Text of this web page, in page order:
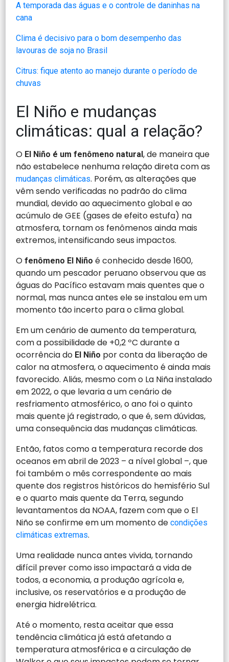
A temporada das águas e o controle de daninhas na
cana
Clima é decisivo para o bom desempenho das
lavouras de soja no Brasil
Citrus: fique atento ao manejo durante o período de
chuvas
El Niño e mudanças
climáticas: qual a relação?
O El Niño é um fenômeno natural, de maneira que
não estabelece nenhuma relação direta com as
mudanças climáticas. Porém, as alterações que
vêm sendo verificadas no padrão do clima
mundial, devido ao aquecimento global e ao
acúmulo de GEE (gases de efeito estufa) na
atmosfera, tornamos fenômenos ainda mais
extremos, intensificando seus impactos.
Ofenômeno El Niño é conhecido desde 1600,
quando um pescador peruano observou que as
águas do Pacífico estavam mais quentes que o
normal, mas nunca antes ele se instalou em um
momento tão incerto para o clima global.
Em um cenário de aumento da temperatura,
com a possibilidade de +0,2 ºC durante a
ocorrência do El Niño por conta da liberação de
calor na atmosfera, o aquecimento é ainda mais
favorecido. Aliás, mesmo com o La Niña instalado
em 2022, o que levaria a um cenário de
resfriamento atmosférico, o ano foi o quinto
mais quente já registrado, o que é, sem dúvidas,
uma consequência das mudanças climáticas.
Então, fatos como a temperatura recorde dos
oceanos em abril de 2023 – a nível global –, que
foi também o mês correspondente ao mais
quente dos registros históricos do hemisfério Sul
e o quarto mais quente da Terra, segundo
levantamentos da NOAA, fazem com que o El
Niño se confirme em um momento decondições
climáticas extremas.
Uma realidade nunca antes vivida, tornando
difícil prever como isso impactará a vida de
todos, a economia, a produção agrícola e,
inclusive, os reservatórios e a produção de
energia hidrelétrica.
Até o momento, resta aceitar que essa
tendência climática já está afetando a
temperatura atmosférica e a circulação de